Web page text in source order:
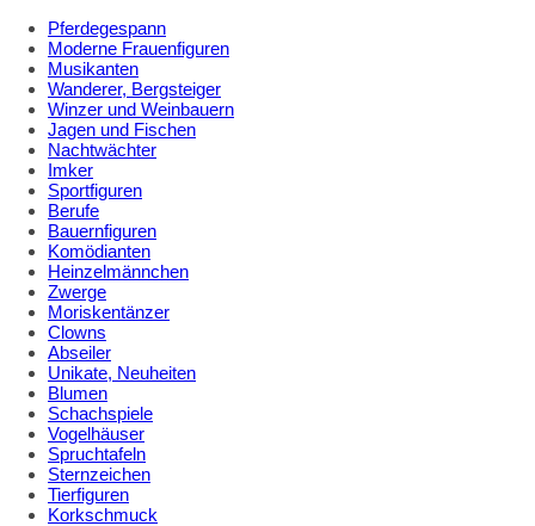
Pferdegespann
Moderne Frauenfiguren
Musikanten
Wanderer, Bergsteiger
Winzer und Weinbauern
Jagen und Fischen
Nachtwächter
Imker
Sportfiguren
Berufe
Bauernfiguren
Komödianten
Heinzelmännchen
Zwerge
Moriskentänzer
Clowns
Abseiler
Unikate, Neuheiten
Blumen
Schachspiele
Vogelhäuser
Spruchtafeln
Sternzeichen
Tierfiguren
Korkschmuck